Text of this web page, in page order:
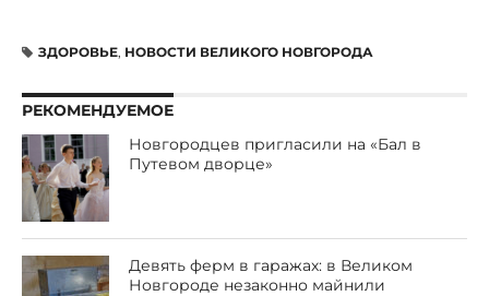
ЗДОРОВЬЕ, НОВОСТИ ВЕЛИКОГО НОВГОРОДА
РЕКОМЕНДУЕМОЕ
Новгородцев пригласили на «Бал в
Путевом дворце»
Девять ферм в гаражах: в Великом
Новгороде незаконно майнили